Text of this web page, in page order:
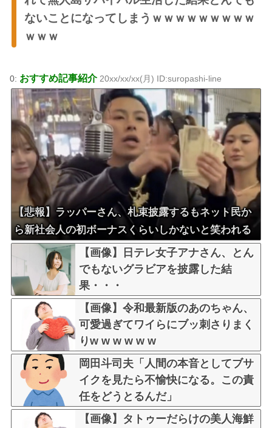
ないことになってしまうｗｗｗｗｗｗｗｗｗ
ｗｗｗ
0: おすすめ記事紹介20xx/xx/xx(月) ID:suropashi-line
【悲報】ラッパーさん、札束披露するもネット民か
ら新社会人の初ボーナスくらいしかないと笑われる
【画像】日テレ女子アナさん、とん
でもないグラビアを披露した結
果・・・
【画像】令和最新版のあのちゃん、
可愛過ぎてワイらにブッ刺さりまく
りw w w w w w
岡田斗司夫「人間の本音としてブサ
イクを見たら不愉快になる。この責
任をどうとるんだ」
【画像】タトゥーだらけの美人海鮮